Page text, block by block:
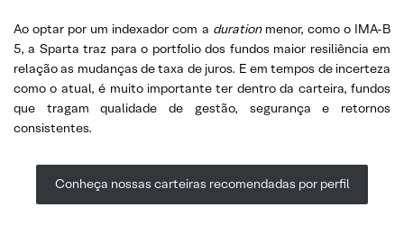
Ao optar por um indexador com a durationmenor, como o IMA-B
5, a Sparta traz para o portfolio dos fundos maior resiliência em
relação as mudanças de taxa de juros. E em tempos de incerteza
como o atual, é muito importante ter dentro da carteira, fundos
que tragam qualidade de gestão, segurança e retornos
consistentes.
Conheça nossas carteiras recomendadas por perfil